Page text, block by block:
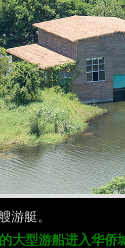
游艇。
大型游船进入华侨